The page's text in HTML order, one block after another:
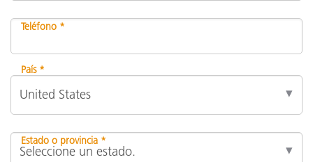
Teléfono *
País *
Estado o provincia *